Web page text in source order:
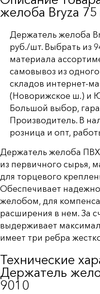
желоба Bryza
Держатель желоба
руб./шт. Выбрать из
материала
самовывоз из
складов интернет-
(Новорижское ш.) и
Большой выбор,
Производитель. В
розница и опт,
Держатель желоба
из первичного сырья,
для торцевого
Обеспечивает
желобом, для
расширения в нем. За
выдерживает
имеет три ребра
Технические
Держатель
9010